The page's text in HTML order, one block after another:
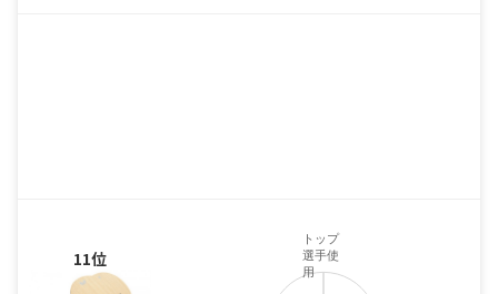
11位
トップ
選手使
用